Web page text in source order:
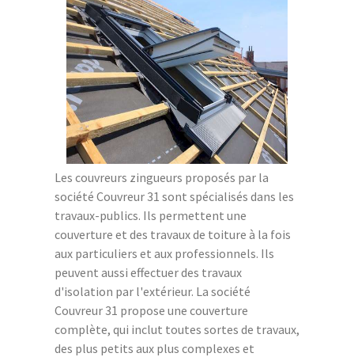
Les couvreurs zingueurs proposés par la
société Couvreur 31 sont spécialisés dans les
travaux-publics. Ils permettent une
couverture et des travaux de toiture à la fois
aux particuliers et aux professionnels. Ils
peuvent aussi effectuer des travaux
d'isolation par l'extérieur. La société
Couvreur 31 propose une couverture
complète, qui inclut toutes sortes de travaux,
des plus petits aux plus complexes et